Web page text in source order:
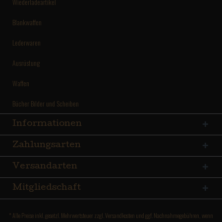
Blankwaffen
Lederwaren
Ausrüstung
Waffen
Bücher Bilder und Scheiben
Informationen
Zahlungsarten
Versandarten
Mitgliedschaft
* Alle Preise inkl. gesetzl. Mehrwertsteuer zzgl. Versandkosten und ggf. Nachnahmegebühren, wenn